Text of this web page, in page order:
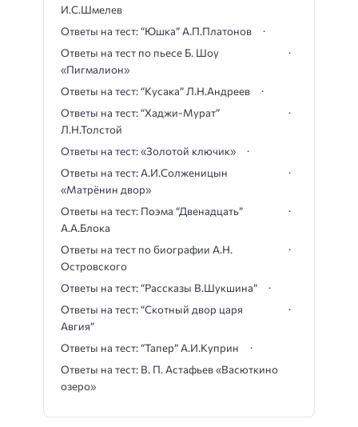
И.С.Шмелев
Ответы на тест: “Юшка” А.П.Платонов
Ответы на тест по пьесе Б. Шоу
«Пигмалион»
Ответы на тест: “Кусака” Л.Н.Андреев
Ответы на тест: “Хаджи-Мурат”
Л.Н.Толстой
Ответы на тест: «Золотой ключик»
Ответы на тест: А.И.Солженицын
«Матрёнин двор»
Ответы на тест: Поэма “Двенадцать”
А.А.Блока
Ответы на тест по биографии А.Н.
Островского
Ответы на тест: “Рассказы В.Шукшина”
Ответы на тест: “Скотный двор царя
Авгия”
Ответы на тест: “Тапер” А.И.Куприн
Ответы на тест: В. П. Астафьев «Васюткино
озеро»